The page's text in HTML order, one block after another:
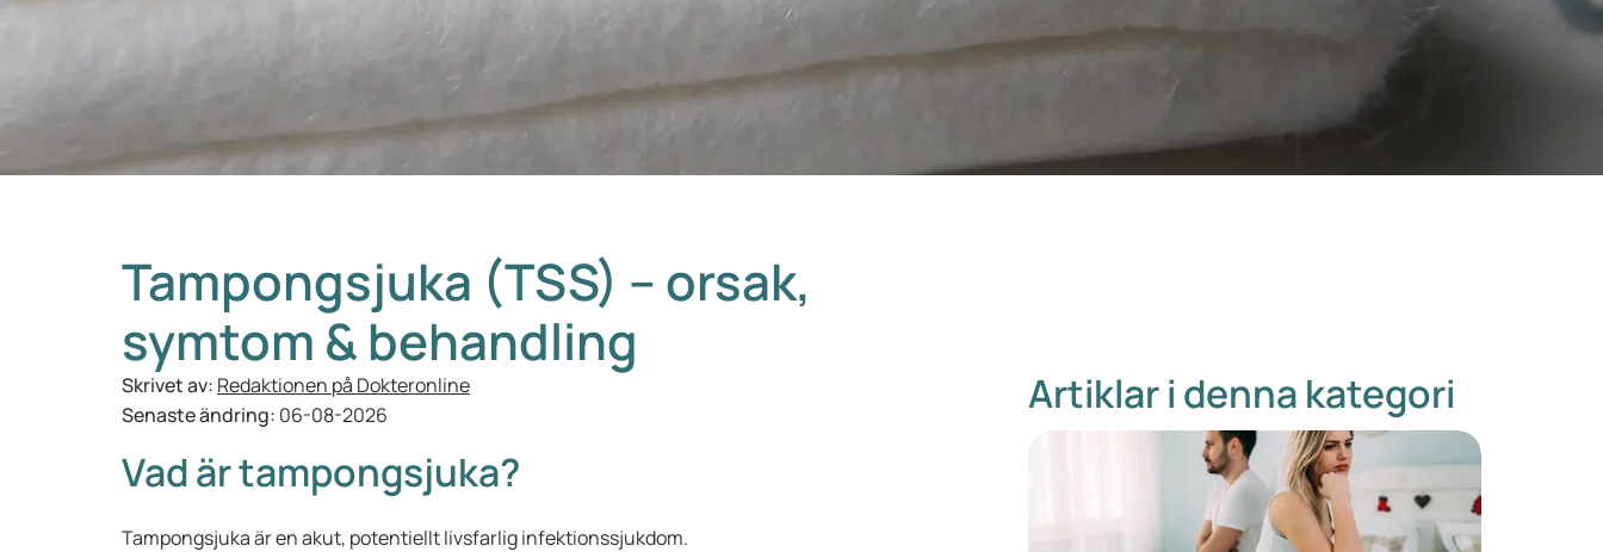
Tampongsjuka (TSS) – orsak,
symtom & behandling
Skrivet av: Redaktionen på Dokteronline
Senaste ändring: 06-08-2026
Vad är tampongsjuka?
Tampongsjuka är en akut, potentiellt livsfarlig infektionssjukdom.
Artiklar i denna kategori